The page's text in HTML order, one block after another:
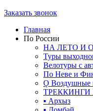
Заказать звонок
Главная
По России
НА ЛЕТО И
Туры
Велотуры с
По Неве и
Ǫ
ТРЕККИНГИ
▪ Архыз